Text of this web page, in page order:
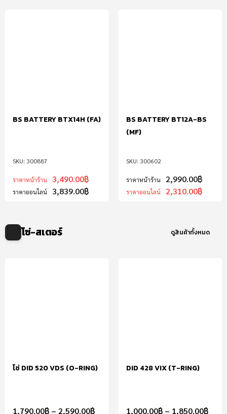
300887
BS BATTERY BTX14H (FA)
ราคาหน้าร้าน 3,490.00฿
ราคาออนไลน์ 3,839.00฿
300602
BS BATTERY BT12A-BS
(MF)
ราคาหน้าร้าน 2,990.00฿
ราคาออนไลน์ 2,310.00฿
โซ่-สเตอร์ ดูสินค้าทั้งหมด
โซ่ DID 520 VDS (O-RING)
1,790.00฿ – 2,590.00฿
DID 428 VIX (T-RING)
1,000.00฿ – 1,850.00฿